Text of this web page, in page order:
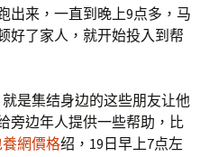
出来，一直到晚上9点多，马
好了家人，就开始投入到帮
是集结身边的这些朋友让他
旁边年人提供一些帮助，比
網價格绍，19日早上7点左